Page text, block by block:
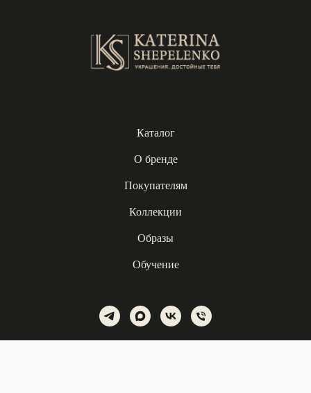
Каталог
О бренде
Покупателям
Коллекции
Образы
Обучение